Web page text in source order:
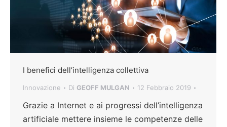
I benefici dell’intelligenza collettiva
Innovazione Di GEOFF MULGAN 12 Febbraio 2019
Grazie a Internet e ai progressi dell’intelligenza
artificiale mettere insieme le competenze delle